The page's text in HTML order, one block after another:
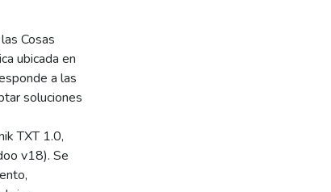
Cosas
ubicada en
a las
soluciones
TXT 1.0,
v18). Se